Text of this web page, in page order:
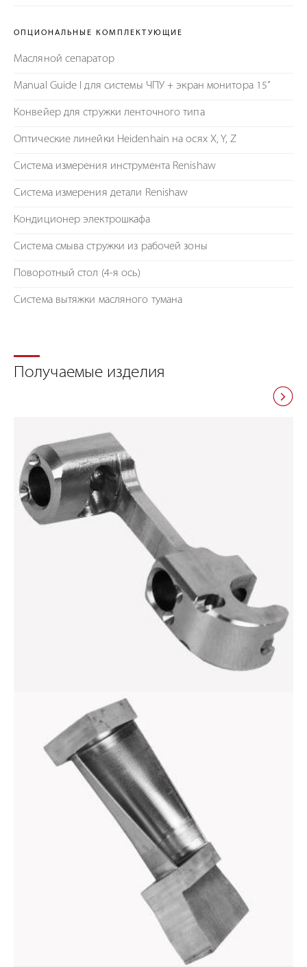
ОПЦИОНАЛЬНЫЕ КОМПЛЕКТУЮЩИЕ
Масляной сепаратор
Manual Guide I для системы ЧПУ + экран монитора 15”
Конвейер для стружки ленточного типа
Оптические линейки Heidenhain на осях X, Y, Z
Система измерения инструмента Renishaw
Система измерения детали Renishaw
Кондиционер электрошкафа
Система смыва стружки из рабочей зоны
Поворотный стол (4-я ось)
Система вытяжки масляного тумана
Получаемые изделия